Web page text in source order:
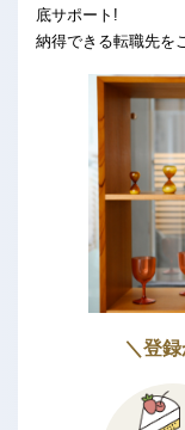
底サポート!
納得できる転職先を
＼登